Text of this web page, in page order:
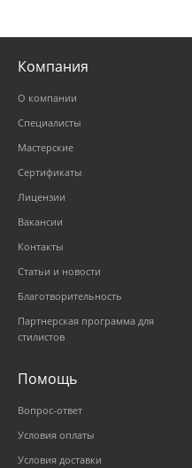
Компания
О компании
Специалисты
Мастерские
Сертификаты
Лицензии
Вакансии
Контакты
Статьи и новости
Благотворительность
Партнерская программа для
стилистов
Помощь
Вопрос-ответ
Условия оплаты
Условия доставки